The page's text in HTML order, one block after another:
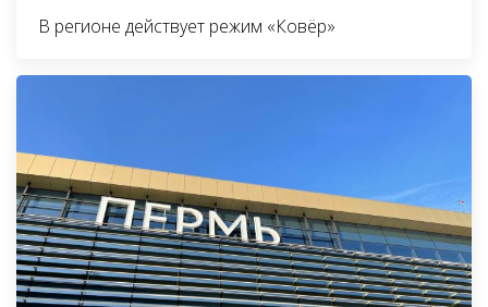
В регионе действует режим «Ковёр»